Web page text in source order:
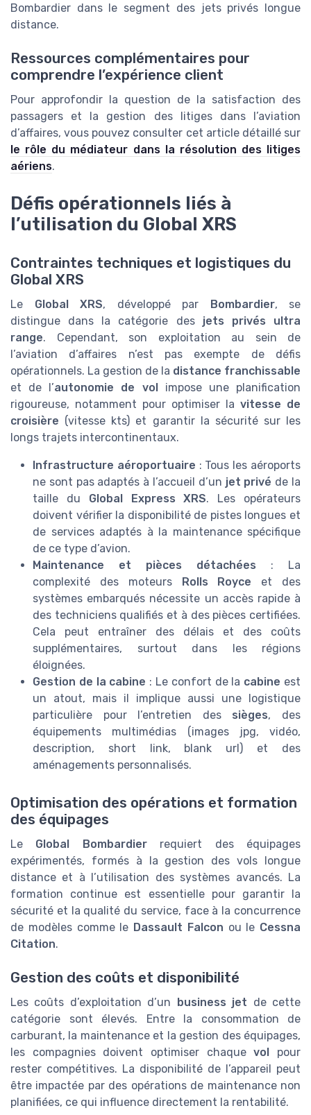
Bombardier dans le segment des jets privés longue
distance.
Ressources complémentaires pour
comprendre l’expérience client
Pour approfondir la question de la satisfaction des
passagers et la gestion des litiges dans l’aviation
d’affaires, vous pouvez consulter cet article détaillé sur
le rôle du médiateur dans la résolution des litiges
aériens.
Défis opérationnels liés à
l’utilisation du Global XRS
Contraintes techniques et logistiques du
Global XRS
Le Global XRS, développé par Bombardier, se
distingue dans la catégorie des jets privés ultra
range. Cependant, son exploitation au sein de
l’aviation d’affaires n’est pas exempte de défis
opérationnels. La gestion de la distance franchissable
et de l’autonomie de vol
impose une planification
rigoureuse, notamment pour optimiser la vitesse de
croisière (vitesse kts) et garantir la sécurité sur les
longs trajets intercontinentaux.
Infrastructure aéroportuaire : Tous les aéroports
ne sont pas adaptés à l’accueil d’un jet privé de la
taille du Global Express XRS. Les opérateurs
doivent vérifier la disponibilité de pistes longues et
de services adaptés à la maintenance spécifique
de ce type d’avion.
Maintenance et pièces détachées : La
complexité des moteurs
Rolls Royce et des
systèmes embarqués nécessite un accès rapide à
des techniciens qualifiés et à des pièces certifiées.
Cela peut entraîner des délais et des coûts
supplémentaires, surtout dans les régions
éloignées.
Gestion de la cabine : Le confort de la cabine est
un atout, mais il implique aussi une logistique
particulière pour l’entretien des sièges, des
équipements multimédias (images jpg, vidéo,
description, short link, blank url) et des
aménagements personnalisés.
Optimisation des opérations et formation
des équipages
Le Global Bombardierrequiert des équipages
expérimentés, formés à la gestion des vols longue
distance et à l’utilisation des systèmes avancés. La
formation continue est essentielle pour garantir la
sécurité et la qualité du service, face à la concurrence
de modèles comme le Dassault Falcon ou le Cessna
Citation.
Gestion des coûts et disponibilité
Les coûts d’exploitation d’un business jet de cette
catégorie sont élevés. Entre la consommation de
carburant, la maintenance et la gestion des équipages,
les compagnies doivent optimiser chaquevol pour
rester compétitives. La disponibilité de l’appareil peut
être impactée par des opérations de maintenance non
planifiées, ce qui influence directement la rentabilité.